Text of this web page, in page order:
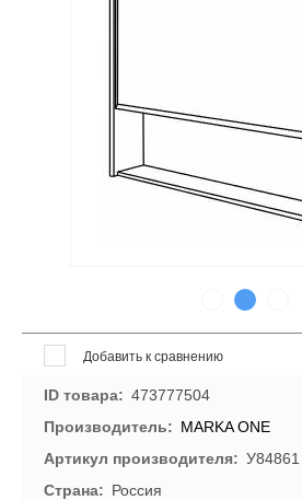
Добавить к сравнению
ID товара
473777504
Производитель
MARKA ONE
Артикул производителя
У84861
Страна
Россия